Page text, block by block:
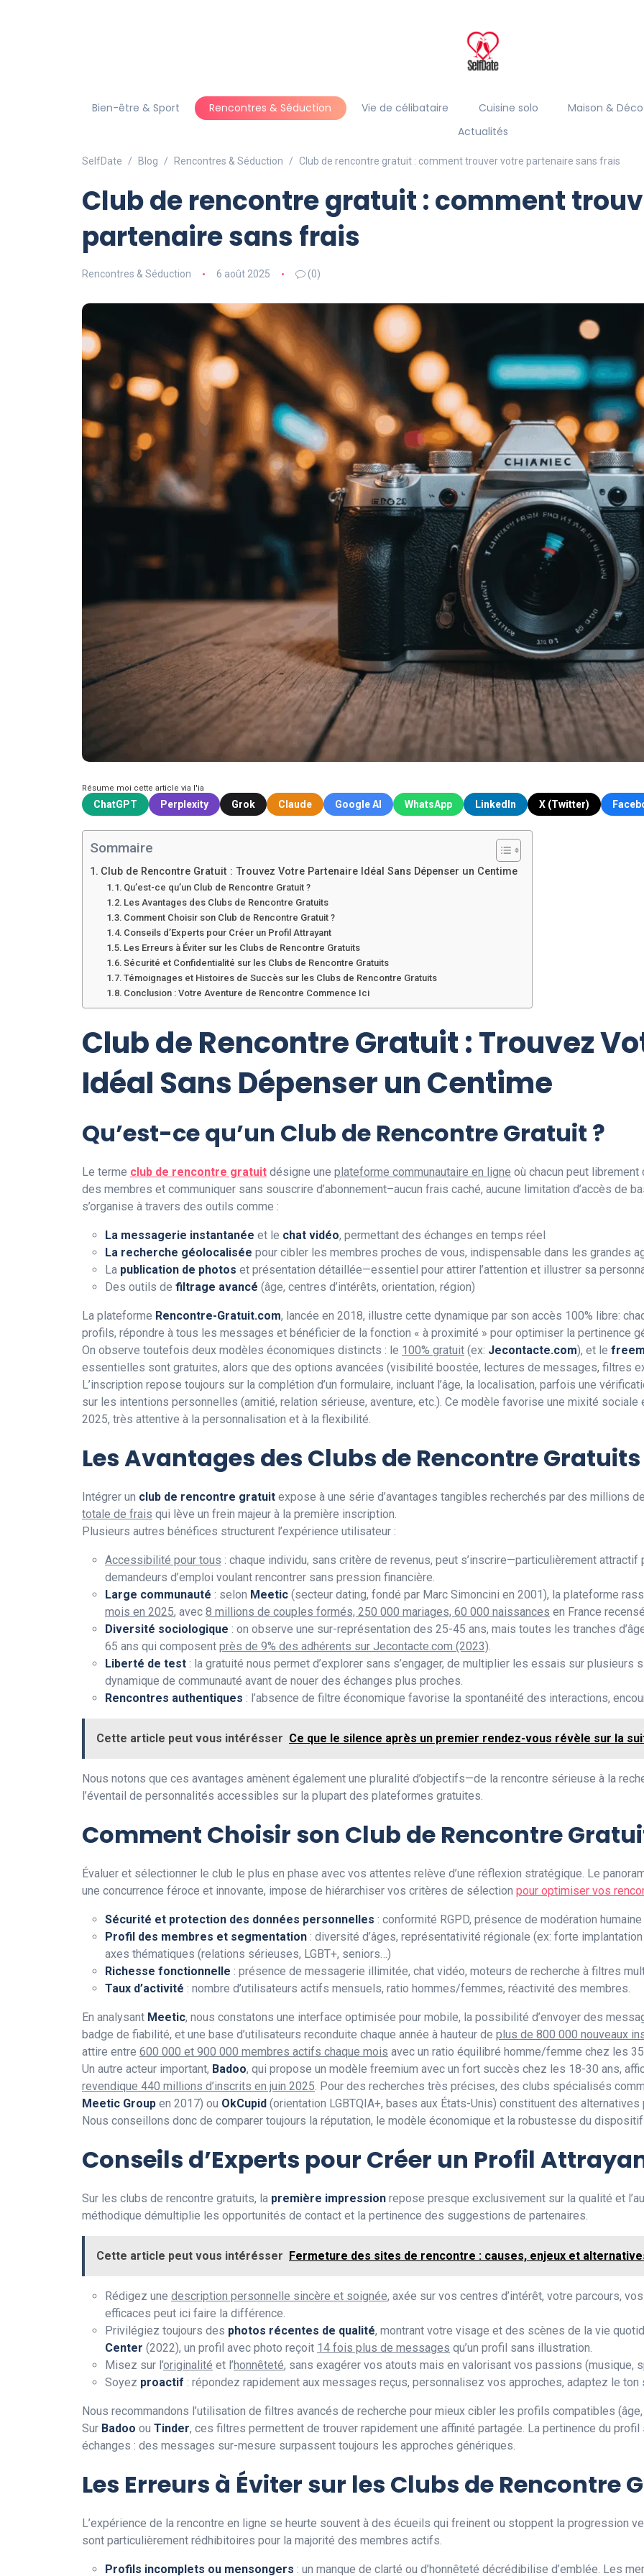
Bien-être & Sport Rencontres & Séduction Vie de célibataire Cuisine solo
Maison & Déco
Actualités
SelfDate Blog Rencontres & Séduction Club de rencontre gratuit : comment trouver votre partenaire sans frais
Club de rencontre gratuit : comment
partenaire sans frais
Rencontres & Séduction 6 août 2025 (0)
Résume moi cette article via l'ia
ChatGPT Perplexity Grok Claude Google AI WhatsApp LinkedIn X (Twitter)
Sommaire
Club de Rencontre Gratuit : Trouvez Votre Partenaire Idéal Sans Dépenser un Centime
Qu’est-ce qu’un Club de Rencontre Gratuit ?
Les Avantages des Clubs de Rencontre Gratuits
Comment Choisir son Club de Rencontre Gratuit ?
Conseils d’Experts pour Créer un Profil Attrayant
Les Erreurs à Éviter sur les Clubs de Rencontre Gratuits
Sécurité et Confidentialité sur les Clubs de Rencontre Gratuits
Témoignages et Histoires de Succès sur les Clubs de Rencontre Gratuits
Conclusion : Votre Aventure de Rencontre Commence Ici
Club de Rencontre Gratuit : Trouvez
Idéal Sans Dépenser un Centime
Qu’est-ce qu’un Club de Rencontre Gratuit ?
Le terme club de rencontre gratuit désigne une plateforme communautaire en ligne où chacun peut
des membres et communiquer sans souscrire d’abonnement–aucun frais caché, aucune limitation d’accès de
s’organise à travers des outils comme :
La messagerie instantanée et le chat vidéo, permettant des échanges en temps réel
La recherche géolocalisée pour cibler les membres proches de vous, indispensable dans les grandes
La publication de photos et présentation détaillée—essentiel pour attirer l’attention et illustrer sa
Des outils de filtrage avancé (âge, centres d’intérêts, orientation, région)
La plateforme Rencontre-Gratuit.com, lancée en 2018, illustre cette dynamique par son accès 100% libre:
profils, répondre à tous les messages et bénéficier de la fonction « à proximité » pour optimiser la pertinence
On observe toutefois deux modèles économiques distincts : le 100% gratuit (ex: Jecontacte.com), et le
essentielles sont gratuites, alors que des options avancées (visibilité boostée, lectures de messages, filtres
L’inscription repose toujours sur la complétion d’un formulaire, incluant l’âge, la localisation, parfois une
sur les intentions personnelles (amitié, relation sérieuse, aventure, etc.). Ce modèle favorise une mixité
2025, très attentive à la personnalisation et à la flexibilité.
Les Avantages des Clubs de Rencontre Gratuits
Intégrer un club de rencontre gratuit expose à une série d’avantages tangibles recherchés par des millions
totale de frais qui lève un frein majeur à la première inscription.
Plusieurs autres bénéfices structurent l’expérience utilisateur :
Accessibilité pour tous : chaque individu, sans critère de revenus, peut s’inscrire—particulièrement
demandeurs d’emploi voulant rencontrer sans pression financière.
Large communauté : selon Meetic (secteur dating, fondé par Marc Simoncini en 2001), la plateforme
mois en 2025, avec 8 millions de couples formés, 250 000 mariages, 60 000 naissances en France
Diversité sociologique : on observe une sur-représentation des 25-45 ans, mais toutes les tranches
65 ans qui composent près de 9% des adhérents sur Jecontacte.com (2023).
Liberté de test : la gratuité nous permet d’explorer sans s’engager, de multiplier les essais sur plusieurs
dynamique de communauté avant de nouer des échanges plus proches.
Rencontres authentiques : l’absence de filtre économique favorise la spontanéité des interactions,
Cette article peut vous intérésser Ce que le silence après un premier rendez-vous révèle sur la
Nous notons que ces avantages amènent également une pluralité d’objectifs—de la rencontre sérieuse à la
l’éventail de personnalités accessibles sur la plupart des plateformes gratuites.
Comment Choisir son Club de Rencontre
Évaluer et sélectionner le club le plus en phase avec vos attentes relève d’une réflexion stratégique. Le
une concurrence féroce et innovante, impose de hiérarchiser vos critères de sélection pour optimiser vos
Sécurité et protection des données personnelles : conformité RGPD, présence de modération
Profil des membres et segmentation : diversité d’âges, représentativité régionale (ex: forte
axes thématiques (relations sérieuses, LGBT+, seniors…)
Richesse fonctionnelle : présence de messagerie illimitée, chat vidéo, moteurs de recherche à filtres
Taux d’activité : nombre d’utilisateurs actifs mensuels, ratio hommes/femmes, réactivité des membres.
En analysant Meetic, nous constatons une interface optimisée pour mobile, la possibilité d’envoyer des
badge de fiabilité, et une base d’utilisateurs reconduite chaque année à hauteur de plus de 800 000 nouveaux
attire entre 600 000 et 900 000 membres actifs chaque mois avec un ratio équilibré homme/femme chez les
Un autre acteur important, Badoo, qui propose un modèle freemium avec un fort succès chez les 18-30 ans,
revendique 440 millions d’inscrits en juin 2025. Pour des recherches très précises, des clubs spécialisés
Meetic Group en 2017) ou OkCupid (orientation LGBTQIA+, bases aux États-Unis) constituent des alternatives
Nous conseillons donc de comparer toujours la réputation, le modèle économique et la robustesse du
Conseils d’Experts pour Créer un Profil
Sur les clubs de rencontre gratuits, la première impression repose presque exclusivement sur la qualité et
méthodique démultiplie les opportunités de contact et la pertinence des suggestions de partenaires.
Cette article peut vous intérésser Fermeture des sites de rencontre : causes, enjeux et
Rédigez une description personnelle sincère et soignée, axée sur vos centres d’intérêt, votre parcours,
efficaces peut ici faire la différence.
Privilégiez toujours des photos récentes de qualité, montrant votre visage et des scènes de la vie
Center (2022), un profil avec photo reçoit 14 fois plus de messages qu’un profil sans illustration.
Misez sur l’originalité et l’honnêteté, sans exagérer vos atouts mais en valorisant vos passions (musique,
Soyez proactif : répondez rapidement aux messages reçus, personnalisez vos approches, adaptez le ton
Nous recommandons l’utilisation de filtres avancés de recherche pour mieux cibler les profils compatibles
Sur Badoo ou Tinder, ces filtres permettent de trouver rapidement une affinité partagée. La pertinence du
échanges : des messages sur-mesure surpassent toujours les approches génériques.
Les Erreurs à Éviter sur les Clubs de Rencontre
L’expérience de la rencontre en ligne se heurte souvent à des écueils qui freinent ou stoppent la progression
sont particulièrement rédhibitoires pour la majorité des membres actifs.
Profils incomplets ou mensongers : un manque de clarté ou d’honnêteté décrédibilise d’emblée. Les